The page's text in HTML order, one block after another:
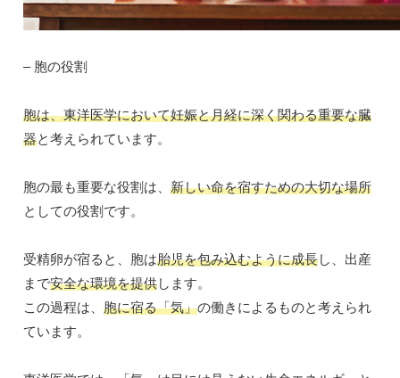
– 胞の役割
胞は、東洋医学において妊娠と月経に深く関わる重要な臓
器と考えられています。
胞の最も重要な役割は、 新しい命を宿すための大切な場所
としての役割です。
受精卵が宿ると、胞は胎児を包み込むように成長し、出産
まで安全な環境を提供します。
この過程は、 胞に宿る「気」の働きによるものと考えられ
ています。